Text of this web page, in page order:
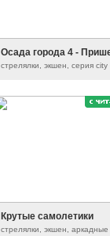
Крутые самолетики
стрелялки, экшен, аркадные